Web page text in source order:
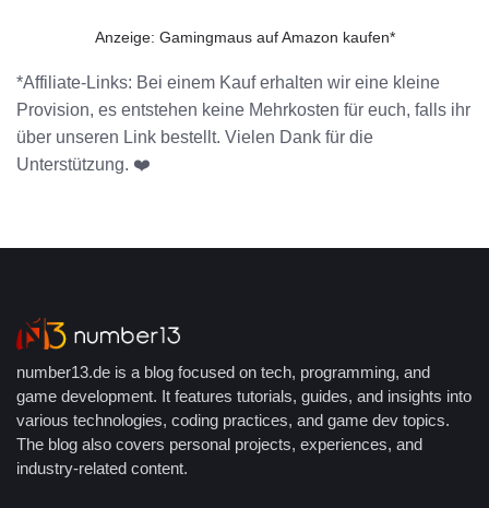
Anzeige: Gamingmaus auf Amazon kaufen*
*Affiliate-Links: Bei einem Kauf erhalten wir eine kleine
Provision, es entstehen keine Mehrkosten für euch, falls ihr
über unseren Link bestellt. Vielen Dank für die
Unterstützung. ❤️
number13.de is a blog focused on tech, programming, and
game development. It features tutorials, guides, and insights into
various technologies, coding practices, and game dev topics.
The blog also covers personal projects, experiences, and
industry-related content.